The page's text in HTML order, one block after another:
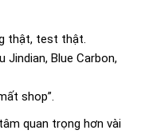
thật, test thật.
Jindian, Blue Carbon,
shop”.
quan trọng hơn vài